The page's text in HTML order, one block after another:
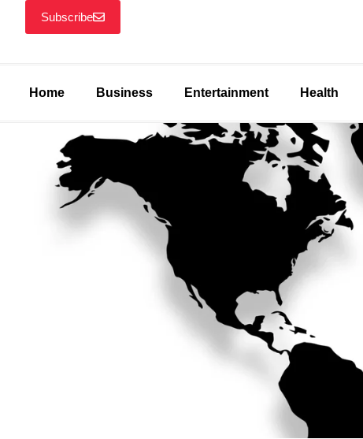
Subscribe
Home Business Entertainment Health